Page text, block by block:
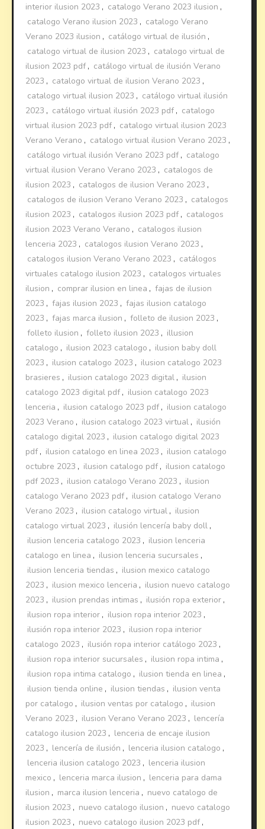
interior ilusion 2023 , catalogo Verano 2023 ilusion ,
catalogo Verano ilusion 2023 , catalogo Verano
Verano 2023 ilusion , catálogo virtual de ilusión ,
catalogo virtual de ilusion 2023 , catalogo virtual de
ilusion 2023 pdf , catálogo virtual de ilusión Verano
2023 , catalogo virtual de ilusion Verano 2023 ,
catalogo virtual ilusion 2023 , catálogo virtual ilusión
2023 , catálogo virtual ilusión 2023 pdf , catalogo
virtual ilusion 2023 pdf , catalogo virtual ilusion 2023
Verano Verano , catalogo virtual ilusion Verano 2023 ,
catálogo virtual ilusión Verano 2023 pdf , catalogo
virtual ilusion Verano Verano 2023 , catalogos de
ilusion 2023 , catalogos de ilusion Verano 2023 ,
catalogos de ilusion Verano Verano 2023 , catalogos
ilusion 2023 , catalogos ilusion 2023 pdf , catalogos
ilusion 2023 Verano Verano , catalogos ilusion
lenceria 2023 , catalogos ilusion Verano 2023 ,
catalogos ilusion Verano Verano 2023 , catálogos
virtuales catalogo ilusion 2023 , catalogos virtuales
ilusion , comprar ilusion en linea , fajas de ilusion
2023 , fajas ilusion 2023 , fajas ilusion catalogo
2023 , fajas marca ilusion , folleto de ilusion 2023 ,
folleto ilusion , folleto ilusion 2023 , illusion
catalogo , ilusion 2023 catalogo , ilusion baby doll
2023 , ilusion catalogo 2023 , ilusion catalogo 2023
brasieres , ilusion catalogo 2023 digital , ilusion
catalogo 2023 digital pdf , ilusion catalogo 2023
lenceria , ilusion catalogo 2023 pdf , ilusion catalogo
2023 Verano , ilusion catalogo 2023 virtual , ilusión
catalogo digital 2023 , ilusion catalogo digital 2023
pdf , ilusion catalogo en linea 2023 , ilusion catalogo
octubre 2023 , ilusion catalogo pdf , ilusion catalogo
pdf 2023 , ilusion catalogo Verano 2023 , ilusion
catalogo Verano 2023 pdf , ilusion catalogo Verano
Verano 2023 , ilusion catalogo virtual , ilusion
catalogo virtual 2023 , ilusión lencería baby doll ,
ilusion lenceria catalogo 2023 , ilusion lenceria
catalogo en linea , ilusion lenceria sucursales ,
ilusion lenceria tiendas , ilusion mexico catalogo
2023 , ilusion mexico lenceria , ilusion nuevo catalogo
2023 , ilusion prendas intimas , ilusión ropa exterior ,
ilusion ropa interior , ilusion ropa interior 2023 ,
ilusión ropa interior 2023 , ilusion ropa interior
catalogo 2023 , ilusión ropa interior catálogo 2023 ,
ilusion ropa interior sucursales , ilusion ropa intima ,
ilusion ropa intima catalogo , ilusion tienda en linea ,
ilusion tienda online , ilusion tiendas , ilusion venta
por catalogo , ilusion ventas por catalogo , ilusion
Verano 2023 , ilusion Verano Verano 2023 , lencería
catalogo ilusion 2023 , lenceria de encaje ilusion
2023 , lencería de ilusión , lenceria ilusion catalogo ,
lenceria ilusion catalogo 2023 , lenceria ilusion
mexico , lenceria marca ilusion , lenceria para dama
ilusion , marca ilusion lenceria , nuevo catalogo de
ilusion 2023 , nuevo catalogo ilusion , nuevo catalogo
ilusion 2023 , nuevo catalogo ilusion 2023 pdf ,